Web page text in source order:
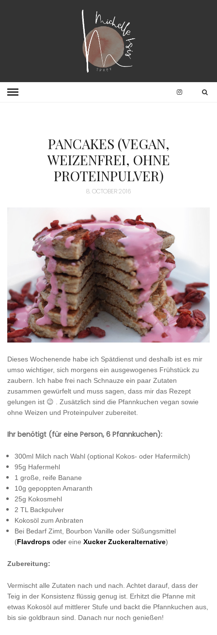
PANCAKES (VEGAN,
WEIZENFREI, OHNE
PROTEINPULVER)
8. OCTOBER 2016
Dieses Wochenende habe ich Spätdienst und deshalb ist es mir
umso wichtiger, sich morgens ein ausgewogenes Frühstück zu
zaubern. Ich habe frei nach Schnauze ein paar Zutaten
zusammen gewürfelt und muss sagen, dass mir das Rezept
gelungen ist 😉 . Zusätzlich sind die Pfannkuchen vegan sowie
ohne Weizen und Proteinpulver zubereitet.
Ihr benötigt (für eine Person, 6 Pfannkuchen):
300ml Milch nach Wahl (optional Kokos- oder Hafermilch)
95g Hafermehl
1 große, reife Banane
10g gepoppten Amaranth
25g Kokosmehl
2 TL Backpulver
Kokosöl zum Anbraten
Bei Bedarf Zimt, Bourbon Vanille oder Süßungsmittel
(Flavdrops oder eine Xucker Zuckeralternative)
Zubereitung:
Vermischt alle Zutaten nach und nach. Achtet darauf, dass der
Teig in der Konsistenz flüssig genug ist. Erhitzt die Pfanne mit
etwas Kokosöl auf mittlerer Stufe und backt die Pfannkuchen aus,
bis sie goldbraun sind. Danach nur noch genießen!